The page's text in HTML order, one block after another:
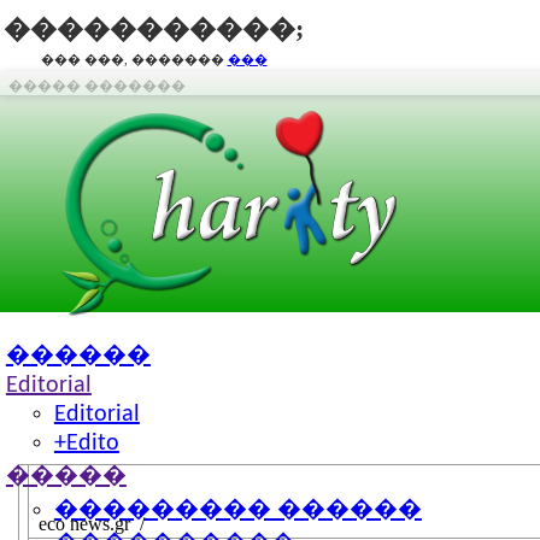
�����������;
��� ���, ������� ���
����� �������
������
Editorial
Editorial
+Edito
�����
��������� ������
8,7 ��. ���� ��������� ��� ��
eco news.gr /